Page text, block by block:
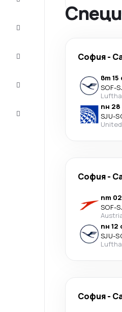
София-
вт 15
SOF-
пн 28
SJU-
София-
пт
SOF-
пн 12
SJU-
София-